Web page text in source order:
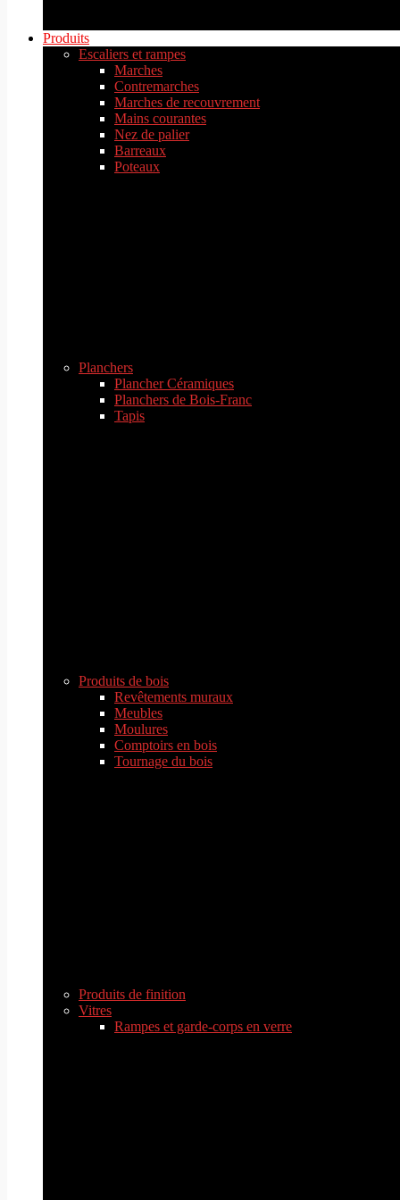
Produits
Escaliers et rampes
Marches
Contremarches
Marches de recouvrement
Mains courantes
Nez de palier
Barreaux
Poteaux
Planchers
Plancher Céramiques
Planchers de Bois-Franc
Tapis
Produits de bois
Revêtements muraux
Meubles
Moulures
Comptoirs en bois
Tournage du bois
Produits de finition
Vitres
Rampes et garde-corps en verre